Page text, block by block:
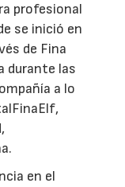
profesional
se inició en
de Fina
durante las
a lo
en el